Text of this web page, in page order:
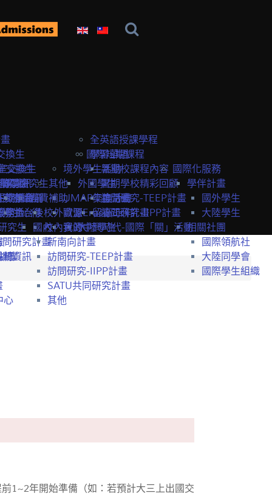
換生
交換生
究生
期課程
全英語授課學程
學習華語
交換生
請資訊
究室資訊
換生心得
究生
問研究計畫
關資訊
國際短期課程
暑期校課程內容
暑期學校精彩回顧
訪問研究-TEEP計畫
訪問研究-IIPP計畫
訪問研究生
抵台前
抵台後
境外學生活動
外國學生
年度活動
留臺工作
大陸學生
國際化服務
學伴計畫
國外學生
大陸學生
相關社團
國際領航社
大陸同學會
國際學生組織
學金
獎學金
學金
其他
UMAP交換計畫
歐盟Erasmus+計畫
我的中興時代-國際「關」活動
務
經費補助
校外資源
校內資源
畫
國內
新南向計畫
訪問研究-TEEP計畫
訪問研究-IIPP計畫
SATU共同研究計畫
其他
統
心
1~2年開始準備（如：若預計大三上出國交